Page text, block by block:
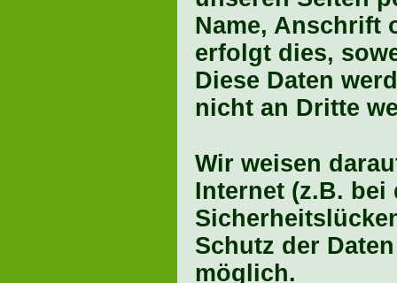
Name, Anschrift
erfolgt dies,
Diese Daten
nicht an Dritte
Wir weisen
Internet (z.B. bei
Schutz der
möglich.